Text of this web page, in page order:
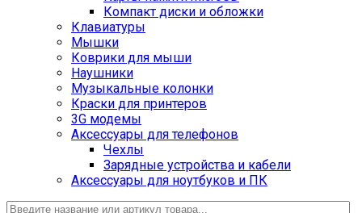
Компакт диски и обложки
Клавиатуры
Мышки
Коврики для мыши
Наушники
Музыкальные колонки
Краски для принтеров
3G модемы
Аксессуары для телефонов
Чехлы
Зарядные устройства и кабели
Аксессуары для ноутбуков и ПК